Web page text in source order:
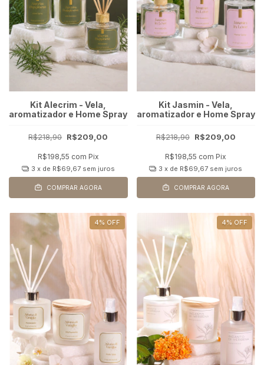
Kit Alecrim - Vela,
aromatizador e Home Spray
R$218,90 R$209,00
R$198,55 com Pix
3 x de R$69,67 sem juros
COMPRAR AGORA
Kit Jasmin - Vela,
aromatizador e Home Spray
R$218,90 R$209,00
R$198,55 com Pix
3 x de R$69,67 sem juros
COMPRAR AGORA
4% OFF 4% OFF